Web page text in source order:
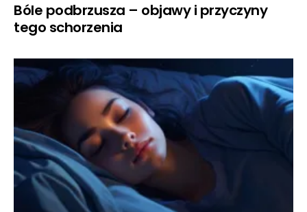
Bóle podbrzusza – objawy i przyczyny
tego schorzenia